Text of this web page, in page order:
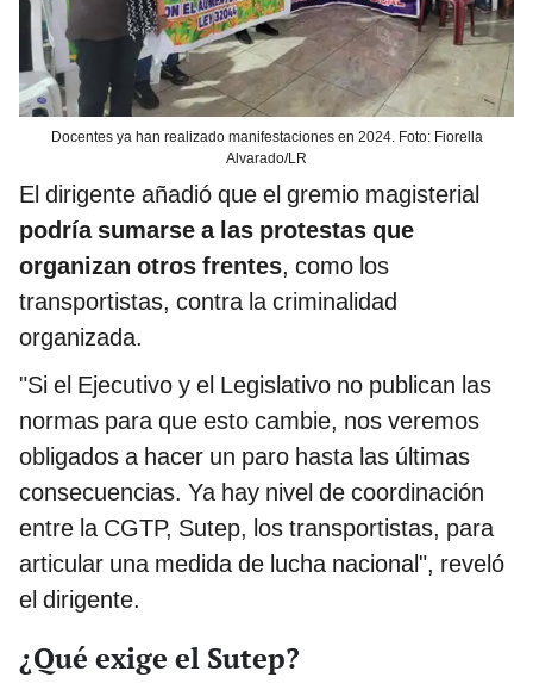
Docentes ya han realizado manifestaciones en 2024. Foto: Fiorella
Alvarado/LR
El dirigente añadió que el gremio magisterial
podría sumarse a las protestas que
organizan otros frentes, como los
transportistas, contra la criminalidad
organizada.
"Si el Ejecutivo y el Legislativo no publican las
normas para que esto cambie, nos veremos
obligados a hacer un paro hasta las últimas
consecuencias. Ya hay nivel de coordinación
entre la CGTP, Sutep, los transportistas, para
articular una medida de lucha nacional", reveló
el dirigente.
¿Qué exige el Sutep?